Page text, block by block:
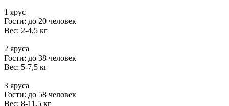
1 ярус
Гости: до 20 человек
Вес: 2-4,5 кг
2 яруса
Гости: до 38 человек
Вес: 5-7,5 кг
3 яруса
Гости: до 58 человек
Вес: 8-11,5 кг